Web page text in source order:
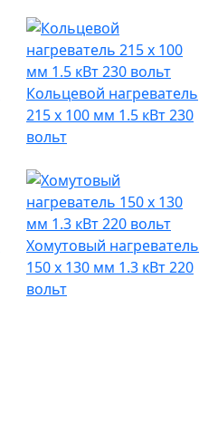
Кольцевой нагреватель
215 х 100 мм 1.5 кВт 230
вольт
Хомутовый нагреватель
150 х 130 мм 1.3 кВт 220
вольт